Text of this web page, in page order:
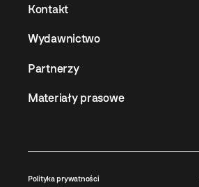
Kontakt
Wydawnictwo
Partnerzy
Materiały prasowe
Polityka prywatności